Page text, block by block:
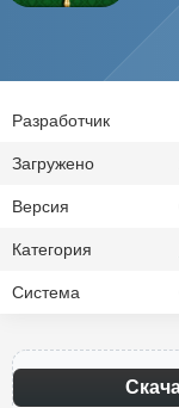
Разработчик
Загружено
Версия
Категория
Система